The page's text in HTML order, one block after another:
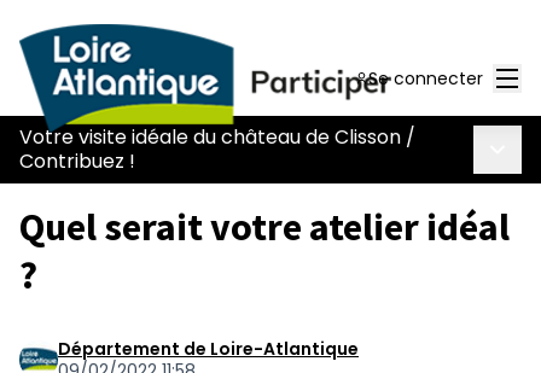
Se connecter
Votre visite idéale du château de Clisson /
Contribuez !
Quel serait votre atelier idéal
?
Département de Loire-Atlantique